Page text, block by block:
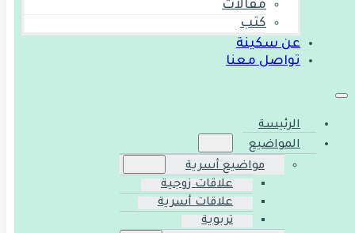
مقالات
كتب
عن سكينة
تواصل معنا
الرئيسة
المواضيع
مواضيع أسرية
علاقات زوجية
علاقات أسرية
تربوية